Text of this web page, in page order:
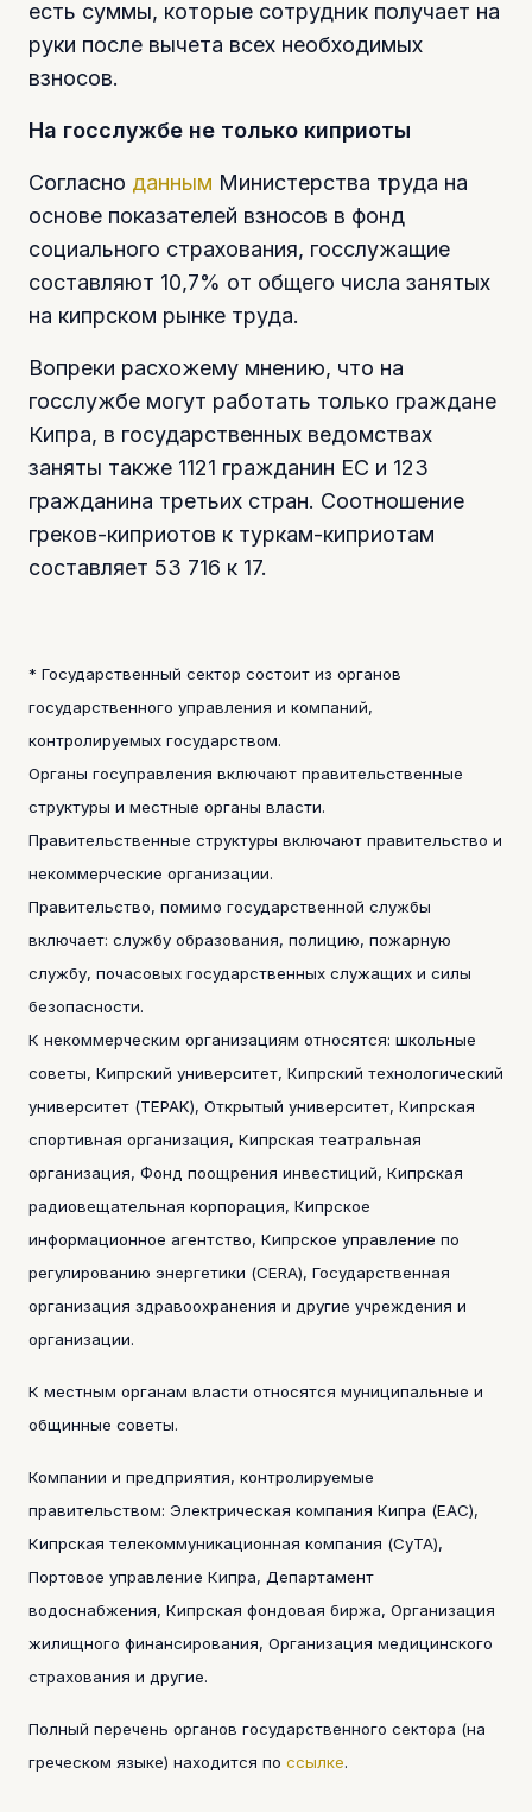
есть суммы, которые сотрудник получает на
руки после вычета всех необходимых
взносов.
На госслужбе не только киприоты
Согласно данным Министерства труда на
основе показателей взносов в фонд
социального страхования, госслужащие
составляют 10,7% от общего числа занятых
на кипрском рынке труда.
Вопреки расхожему мнению, что на
госслужбе могут работать только граждане
Кипра, в государственных ведомствах
заняты также 1121 гражданин ЕС и 123
гражданина третьих стран. Соотношение
греков-киприотов к туркам-киприотам
составляет 53 716 к 17.
* Государственный сектор состоит из органов
государственного управления и компаний,
контролируемых государством.
Органы госуправления включают правительственные
структуры и местные органы власти.
Правительственные структуры включают правительство и
некоммерческие организации.
Правительство, помимо государственной службы
включает: службу образования, полицию, пожарную
службу, почасовых государственных служащих и силы
безопасности.
К некоммерческим организациям относятся: школьные
советы, Кипрский университет, Кипрский технологический
университет (TEPAK), Открытый университет, Кипрская
спортивная организация, Кипрская театральная
организация, Фонд поощрения инвестиций, Кипрская
радиовещательная корпорация, Кипрское
информационное агентство, Кипрское управление по
регулированию энергетики (CERA), Государственная
организация здравоохранения и другие учреждения и
организации.
К местным органам власти относятся муниципальные и
общинные советы.
Компании и предприятия, контролируемые
правительством: Электрическая компания Кипра (ЕАС),
Кипрская телекоммуникационная компания (CyTA),
Портовое управление Кипра, Департамент
водоснабжения, Кипрская фондовая биржа, Организация
жилищного финансирования, Организация медицинского
страхования и другие.
Полный перечень органов государственного сектора (на
греческом языке) находится по ссылке.